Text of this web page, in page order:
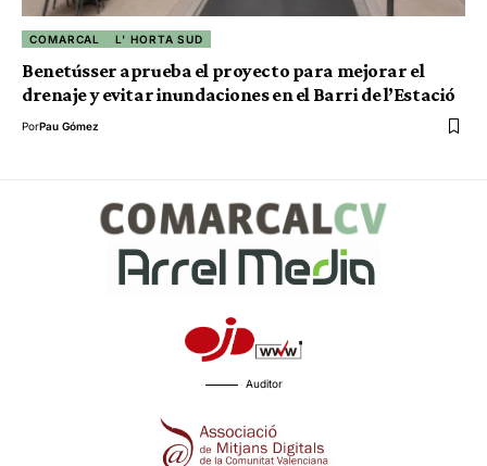
COMARCAL L' HORTA SUD
Benetússer aprueba el proyecto para mejorar el
drenaje y evitar inundaciones en el Barri de l’Estació
PorPau Gómez
Auditor